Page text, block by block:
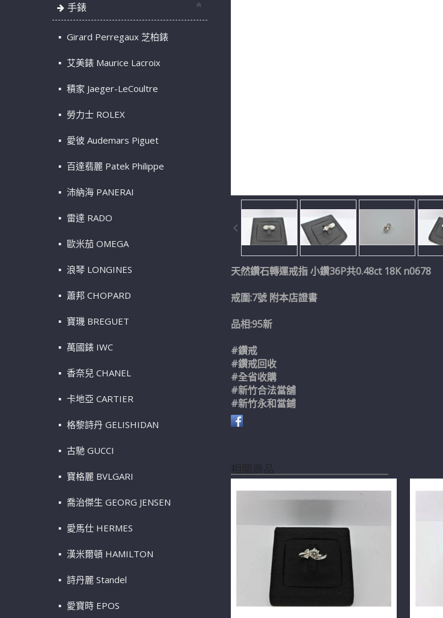
手錶
Girard Perregaux 芝柏錶
艾美錶 Maurice Lacroix
積家 Jaeger-LeCoultre
勞力士 ROLEX
愛彼 Audemars Piguet
百達翡麗 Patek Philippe
沛納海 PANERAI
雷達 RADO
歐米茄 OMEGA
浪琴 LONGINES
蕭邦 CHOPARD
寶璣 BREGUET
萬國錶 IWC
香奈兒 CHANEL
卡地亞 CARTIER
格黎詩丹 GELISHIDAN
古馳 GUCCI
寶格麗 BVLGARI
喬治傑生 GEORG JENSEN
愛馬仕 HERMES
漢米爾頓 HAMILTON
詩丹麗 Standel
愛寶時 EPOS
天然鑽石轉運戒指 小鑽36P共0.48ct 18K n0678
戒圍:7號 附本店證書
品相:95新
#鑽戒
#鑽戒回收
#全省收購
#新竹合法當舖
#新竹永和當鋪
相關商品